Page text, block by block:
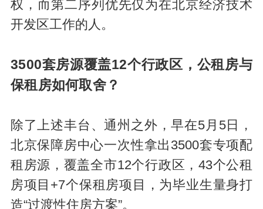
权，而第二序列优先仅为在北京经济技术
开发区工作的人。
3500套房源覆盖12个行政区，公租房与
保租房如何取舍？
除了上述丰台、通州之外，早在5月5日，
北京保障房中心一次性拿出3500套专项配
租房源，覆盖全市12个行政区，43个公租
房项目+7个保租房项目，为毕业生量身打
造“过渡性住房方案”。